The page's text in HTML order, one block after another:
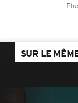
SUR LE